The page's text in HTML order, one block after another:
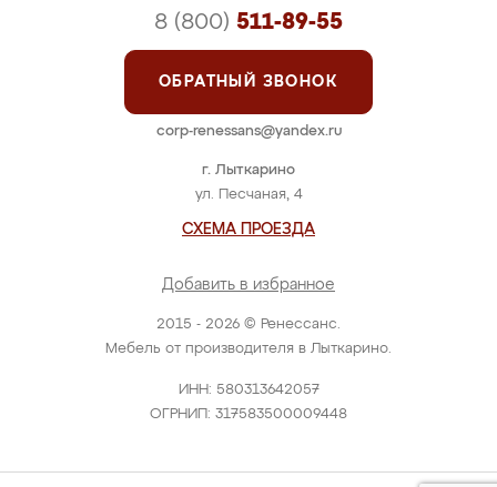
2015 - 2026 © Ренессанс.
Мебель от производителя в Лыткарино.
ИНН: 580313642057
ОГРНИП: 317583500009448
г. Лыткарино
ул. Песчаная, 4
СХЕМА ПРОЕЗДА
Добавить в избранное
8 (800) 511-89-55
ОБРАТНЫЙ ЗВОНОК
corp-renessans@yandex.ru